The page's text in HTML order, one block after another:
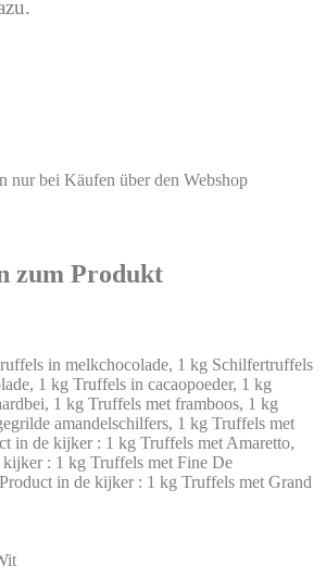
nur bei Käufen über den Webshop
zum Produkt
in melkchocolade, 1 kg Schilfertruffels
1 kg Truffels in cacaopoeder, 1 kg
1 kg Truffels met framboos, 1 kg
amandelschilfers, 1 kg Truffels met
in de kijker : 1 kg Truffels met Amaretto,
kijker : 1 kg Truffels met Fine De
in de kijker : 1 kg Truffels met Grand